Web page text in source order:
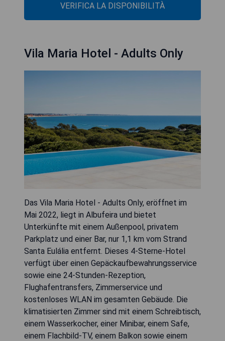
VERIFICA LA DISPONIBILITÀ
Vila Maria Hotel - Adults Only
Das Vila Maria Hotel - Adults Only, eröffnet im
Mai 2022, liegt in Albufeira und bietet
Unterkünfte mit einem Außenpool, privatem
Parkplatz und einer Bar, nur 1,1 km vom Strand
Santa Eulália entfernt. Dieses 4-Sterne-Hotel
verfügt über einen Gepäckaufbewahrungsservice
sowie eine 24-Stunden-Rezeption,
Flughafentransfers, Zimmerservice und
kostenloses WLAN im gesamten Gebäude. Die
klimatisierten Zimmer sind mit einem Schreibtisch,
einem Wasserkocher, einer Minibar, einem Safe,
einem Flachbild-TV, einem Balkon sowie einem